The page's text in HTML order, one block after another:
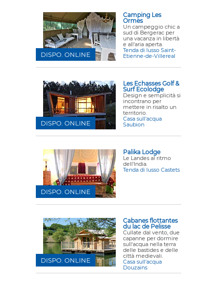
Camping Les
Ormes
Un campeggio chic a
sud di Bergerac per
una vacanza in libertà
e all'aria aperta.
Tenda di lusso Saint-
Etienne-de-Villereal
DISPO. ONLINE
Les Echasses Golf &
Surf Ecolodge
Design e semplicità si
incontrano per
mettere in risalto un
territorio.
Casa sull'acqua
Saubion
DISPO. ONLINE
Palika Lodge
Le Landes al ritmo
dell'India.
Tenda di lusso Castets
DISPO. ONLINE
Cabanes flottantes
du lac de Pelisse
Cullate dal vento, due
capanne per dormire
sull'acqua nella terra
delle bastides e delle
città medievali.
Casa sull'acqua
Douzains
DISPO. ONLINE